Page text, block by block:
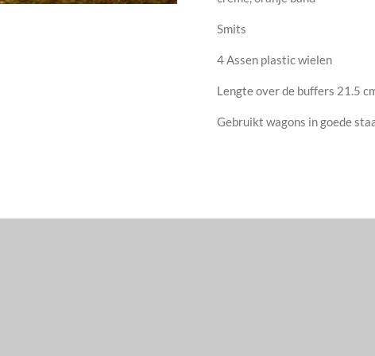
Smits
4 Assen plastic wielen
Lengte over de buffers 21.5
Gebruikt wagons in goede